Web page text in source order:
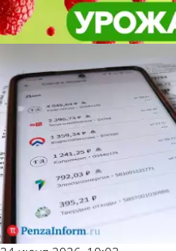
Молодой
ленинец
Молодой
ленинец